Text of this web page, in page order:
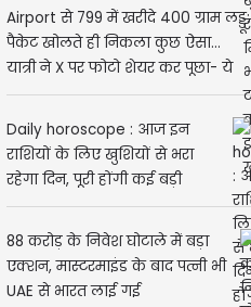
Airport से 799 में खरीदे 400 ग्राम लड्डू:
पैकेट खोलते ही निकला कुछ ऐसा...
यात्री ने X पर फोटो शेयर कर पूछा- ये
क्या है?
Daily horoscope : आज इन
राशियों के लिए खुशियों से भरा
रहेगा दिन, पूरी होंगी कई बड़ी
इच्छाएं
88 करोड़ के निवेश घोटाले में बड़ा
एक्शन, मास्टरमाइंड के बाद पत्नी भी
UAE से भारत लाई गई